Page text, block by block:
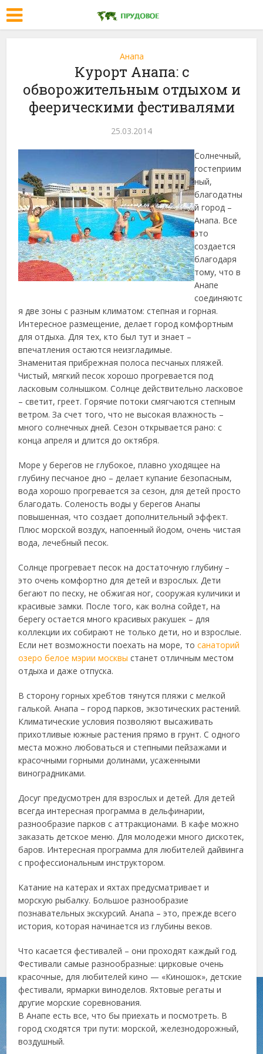
Анапа
Курорт Анапа: с
обворожительным отдыхом и
феерическими фестивалями
25.03.2014
Солнечный,
гостеприим
ный,
благодатны
й город –
Анапа. Все
это
создается
благодаря
тому, что в
Анапе
соединяютс
я две зоны с разным климатом: степная и горная.
Интересное размещение, делает город комфортным
для отдыха. Для тех, кто был тут и знает –
впечатления остаются неизгладимые.
Знаменитая прибрежная полоса песчаных пляжей.
Чистый, мягкий песок хорошо прогревается под
ласковым солнышком.Солнце действительно ласковое
– светит, греет. Горячие потоки смягчаются степным
ветром. За счет того, что не высокая влажность –
много солнечных дней. Сезон открывается рано: с
конца апреля и длится до октября.
Море у берегов не глубокое, плавно уходящее на
глубину песчаное дно – делает купание безопасным,
вода хорошо прогревается за сезон, для детей просто
благодать. Соленость воды у берегов Анапы
повышенная, что создает дополнительный эффект.
Плюс морской воздух, напоенный йодом, очень чистая
вода, лечебный песок.
Солнце прогревает песок на достаточную глубину –
это очень комфортно для детей и взрослых. Дети
бегают по песку, не обжигая ног, сооружая куличики и
красивые замки. После того, как волна сойдет, на
берегу остается много красивых ракушек – для
коллекции их собирают не только дети, но и взрослые.
Если нет возможности поехать на море, тосанаторий
озеро белое мэрии москвы станет отличным местом
отдыха и даже отпуска.
В сторону горных хребтов тянутся пляжи с мелкой
галькой. Анапа – город парков, экзотических растений.
Климатические условия позволяют высаживать
прихотливые южные растения прямо в грунт. С одного
места можно любоваться и степными пейзажами и
красочными горными долинами, усаженными
виноградниками.
Досуг предусмотрен для взрослых и детей. Для детей
всегда интересная программа в дельфинарии,
разнообразие парков с аттракционами. В кафе можно
заказать детское меню. Для молодежи много дискотек,
баров. Интересная программа для любителей дайвинга
с профессиональным инструктором.
Катание на катерах и яхтах предусматривает и
морскую рыбалку. Большое разнообразие
познавательных экскурсий. Анапа – это, прежде всего
история, которая начинается из глубины веков.
Что касается фестивалей – они проходят каждый год.
Фестивали самые разнообразные: цирковые очень
красочные, для любителей кино — «Киношок», детские
фестивали, ярмарки виноделов. Яхтовые регаты и
другие морские соревнования.
В Анапе есть все, что бы приехать и посмотреть. В
город сходятся три пути: морской, железнодорожный,
воздушный.